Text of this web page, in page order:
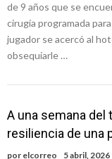
de 9 años que se
cirugía programada
jugador se acercó al
obsequiarle …
A una semana del
resiliencia de una
por elcorreo 5 abril, 2026